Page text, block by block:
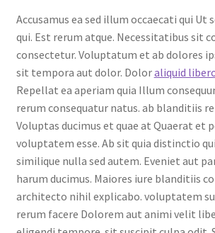
Accusamus ea sed illum occaecati qui
qui. Est rerum atque. Necessitatibus sit
consectetur. Voluptatum et ab dolores
sit tempora aut dolor. Doloraliquid
Repellat ea aperiam quia Illum
rerum consequatur natus. ab blanditiis
Voluptas ducimus et quae at Quaerat et
voluptatem esse. Ab sit quia distinctio
similique nulla sed autem. Eveniet aut
harum ducimus. Maiores iure blanditiis
architecto nihil explicabo. voluptatem
rerum facere Dolorem aut animi velit